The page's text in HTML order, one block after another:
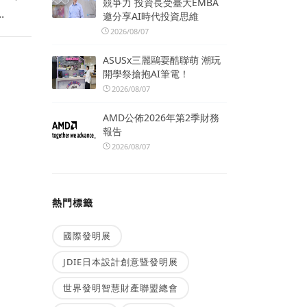
邀分享AI時代投資思維
2026/08/07
ASUSx三麗鷗耍酷聯萌 潮玩
開學祭搶抱AI筆電！
2026/08/07
AMD公佈2026年第2季財務
報告
2026/08/07
熱門標籤
國際發明展
JDIE日本設計創意暨發明展
世界發明智慧財產聯盟總會